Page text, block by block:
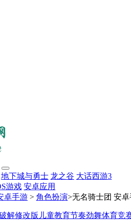
地下城与勇士 龙之谷 大话西游3
游戏 安卓应用
卓手游 > 角色扮演>无名骑士团 安
解修改版 儿童教育节奏劲舞体育竞